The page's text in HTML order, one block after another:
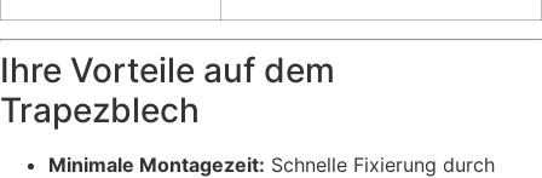
Ihre Vorteile auf dem
Trapezblech
Minimale Montagezeit: Schnelle Fixierung durch